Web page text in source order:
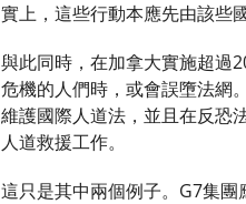
實上，這些行動本應先由該些
與此同時，在加拿大實施超過
危機的人們時，或會誤墮法網
維護國際人道法，並且在反恐
人道救援工作。
這只是其中兩個例子。G7集